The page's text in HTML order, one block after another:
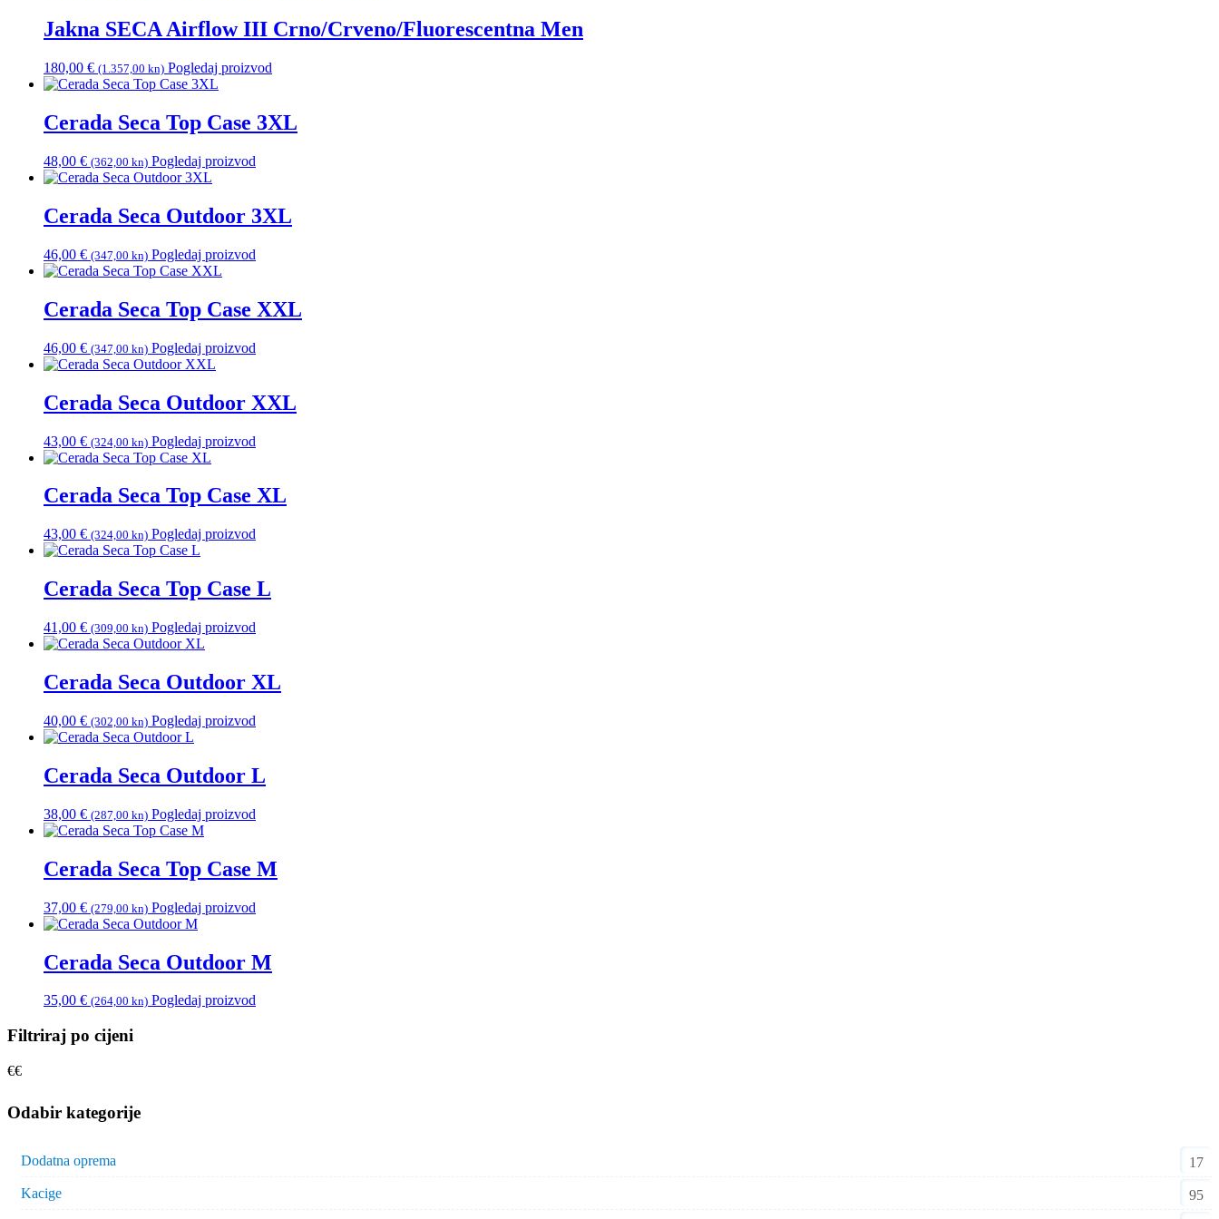
Jakna SECA Airflow III Crno/Crveno/Fluorescentna Men
180,00 € (1.357,00 kn) Pogledaj proizvod
Cerada Seca Top Case 3XL
48,00 € (362,00 kn) Pogledaj proizvod
Cerada Seca Outdoor 3XL
46,00 € (347,00 kn) Pogledaj proizvod
Cerada Seca Top Case XXL
46,00 € (347,00 kn) Pogledaj proizvod
Cerada Seca Outdoor XXL
43,00 € (324,00 kn) Pogledaj proizvod
Cerada Seca Top Case XL
43,00 € (324,00 kn) Pogledaj proizvod
Cerada Seca Top Case L
41,00 € (309,00 kn) Pogledaj proizvod
Cerada Seca Outdoor XL
40,00 € (302,00 kn) Pogledaj proizvod
Cerada Seca Outdoor L
38,00 € (287,00 kn) Pogledaj proizvod
Cerada Seca Top Case M
37,00 € (279,00 kn) Pogledaj proizvod
Cerada Seca Outdoor M
35,00 € (264,00 kn) Pogledaj proizvod
Filtriraj po cijeni
€€
Odabir kategorije
Dodatna oprema
17
Kacige
95